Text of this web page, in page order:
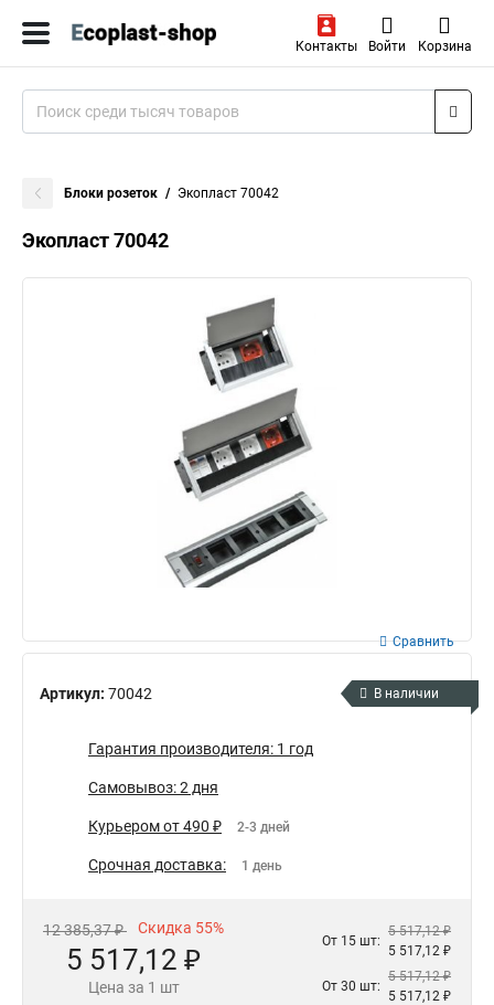
Контакты Войти Корзина
Блоки розеток Экопласт 70042
Экопласт 70042
Артикул: 70042
Сравнить
В наличии
Гарантия производителя: 1 год
Самовывоз: 2 дня
Курьером от 490 ₽ 2-3 дней
Срочная доставка: 1 день
12 385,37 ₽ Скидка 55%
5 517,12 ₽
Цена за 1 шт
От 15 шт:
5 517,12 ₽
5 517,12 ₽
От 30 шт:
5 517,12 ₽
5 517,12 ₽